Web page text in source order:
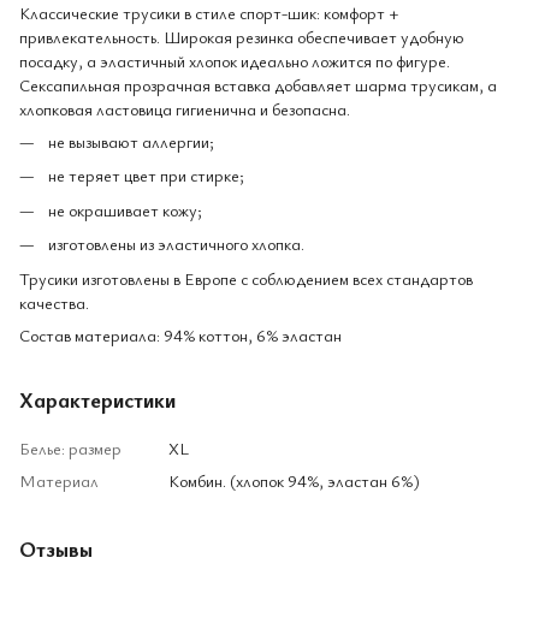
Классические трусики в стиле спорт-шик: комфорт +
привлекательность. Широкая резинка обеспечивает удобную
посадку, а эластичный хлопок идеально ложится по фигуре.
Сексапильная прозрачная вставка добавляет шарма трусикам, а
хлопковая ластовица гигиенична и безопасна.
не вызывают аллергии;
не теряет цвет при стирке;
не окрашивает кожу;
изготовлены из эластичного хлопка.
Трусики изготовлены в Европе с соблюдением всех стандартов
качества.
Состав материала: 94% коттон, 6% эластан
Характеристики
Белье: размер
XL
Материал
Комбин. (хлопок 94%, эластан 6%)
Отзывы